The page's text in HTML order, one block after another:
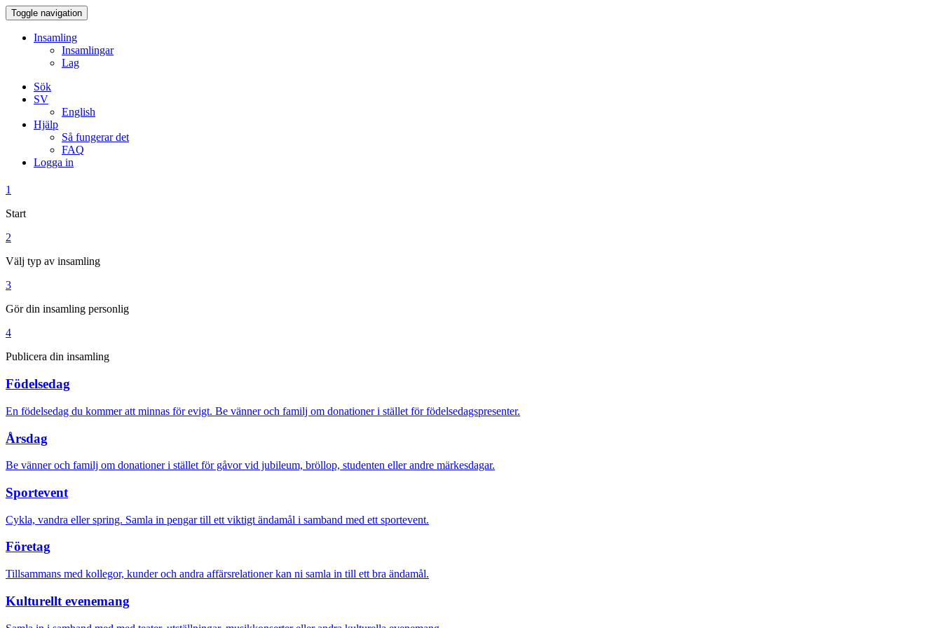
Toggle navigation
Insamling
Insamlingar
Lag
Sök
SV
English
Hjälp
Så fungerar det
FAQ
Logga in
1
Start
2
Välj typ av insamling
3
Gör din insamling personlig
4
Publicera din insamling
Födelsedag
En födelsedag du kommer att minnas för evigt. Be vänner och familj om donationer i stället för födelsedagspresenter.
Årsdag
Be vänner och familj om donationer i stället för gåvor vid jubileum, bröllop, studenten eller andre märkesdagar.
Sportevent
Cykla, vandra eller spring. Samla in pengar till ett viktigt ändamål i samband med ett sportevent.
Företag
Tillsammans med kollegor, kunder och andra affärsrelationer kan ni samla in till ett bra ändamål.
Kulturellt evenemang